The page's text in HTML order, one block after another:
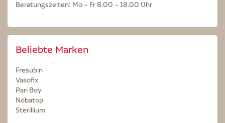
Beratungszeiten: Mo – Fr 8.00 – 18.00 Uhr
Beliebte Marken
Fresubin
Vasofix
Pari Boy
Nobatop
Sterillium